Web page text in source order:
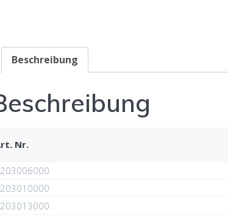
Beschreibung
Nr.